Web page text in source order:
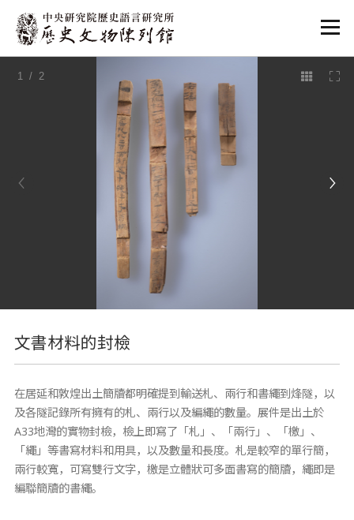
:::
1 / 2
文書材料的封檢
在居延和敦煌出土簡牘都明確提到輸送札、兩行和書繩到烽隧，以
及各隧記錄所有擁有的札、兩行以及編繩的數量。展件是出土於
A33地灣的實物封檢，檢上即寫了「札」、「兩行」、「檄」、
「繩」等書寫材料和用具，以及數量和長度。札是較窄的單行簡，
兩行較寬，可寫雙行文字，檄是立體狀可多面書寫的簡牘，繩即是
編聯簡牘的書繩。